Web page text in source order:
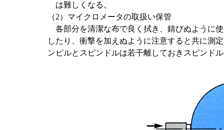
は難しくなる。
（2）マイクロメータの取扱い保管
各部分を清潔な布で良く拭き、錆びぬように
したり、衝撃を加えぬように注意すると共に測
ンビルとスピンドルは若干離しておきスピンド